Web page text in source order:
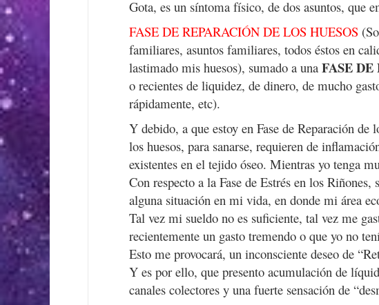
Gota, es un síntoma físico, de dos asuntos, que
FASE DE REPARACIÓN DE LOS HUESOS
familiares, asuntos familiares, todos éstos en
lastimado mis huesos), sumado a una FASE
o recientes de liquidez, de dinero, de mucho
rápidamente, etc).
Y debido, a que estoy en Fase de Reparación de
los huesos, para sanarse, requieren de
existentes en el tejido óseo. Mientras yo tenga
Con respecto a la Fase de Estrés en los
alguna situación en mi vida, en donde mi área
Tal vez mi sueldo no es suficiente, tal vez me
recientemente un gasto tremendo o que yo no
Esto me provocará, un inconsciente deseo de
Y es por ello, que presento acumulación de
canales colectores y una fuerte sensación de